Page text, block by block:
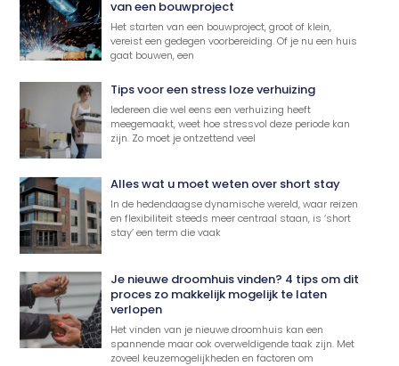
van een bouwproject
Het starten van een bouwproject, groot of klein,
vereist een gedegen voorbereiding. Of je nu een huis
gaat bouwen, een
Tips voor een stress loze verhuizing
Iedereen die wel eens een verhuizing heeft
meegemaakt, weet hoe stressvol deze periode kan
zijn. Zo moet je ontzettend veel
Alles wat u moet weten over short stay
In de hedendaagse dynamische wereld, waar reizen
en flexibiliteit steeds meer centraal staan, is ‘short
stay’ een term die vaak
Je nieuwe droomhuis vinden? 4 tips om dit
proces zo makkelijk mogelijk te laten
verlopen
Het vinden van je nieuwe droomhuis kan een
spannende maar ook overweldigende taak zijn. Met
zoveel keuzemogelijkheden en factoren om